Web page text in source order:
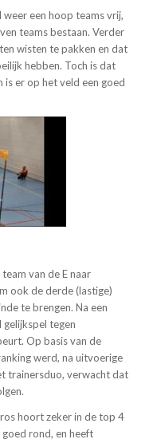
een hoop teams vrij,
teams bestaan. Verder
wisten te pakken en dat
hebben. Toch is dat
is er op het veld een goed
van de E naar
ook de derde (lastige)
te brengen. Na een
gelijkspel tegen
Op basis van de
werd, na uitvoerige
trainersduo, verwacht dat
hoort zeker in de top 4
rond, en heeft